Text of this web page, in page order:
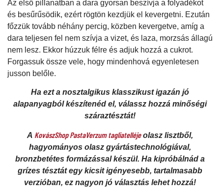
Az első pillanatban a dara gyorsan beszívja a folyadékot
és besűrűsödik, ezért rögtön kezdjük el kevergetni. Ezután
főzzük tovább néhány percig, közben kevergetve, amíg a
dara teljesen fel nem szívja a vizet, és laza, morzsás állagú
nem lesz. Ekkor húzzuk félre és adjuk hozzá a cukrot.
Forgassuk össze vele, hogy mindenhová egyenletesen
jusson belőle.
Ha ezt a nosztalgikus klasszikust igazán jó
alapanyagból készítenéd el, válassz hozzá minőségi
száraztésztát!
A KovászShop PastaVerzum tagliatelléjeolasz lisztből,
hagyományos olasz gyártástechnológiával,
bronzbetétes formázással készül. Ha kipróbálnád a
grízes tésztát egy kicsit igényesebb, tartalmasabb
verzióban, ez nagyon jó választás lehet hozzá!